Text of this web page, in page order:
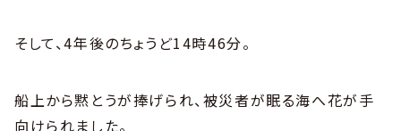
そして、4年後のちょうど14時46分。
船上から黙とうが捧げられ、被災者が眠る海へ花が手
向けられました。